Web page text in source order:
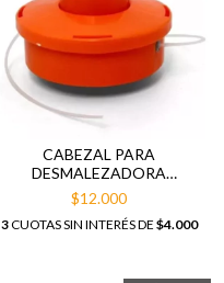
CABEZAL PARA
DESMALEZADORA
AUTOMÁTICO
$12.000
3CUOTAS SIN INTERÉS DE $4.000